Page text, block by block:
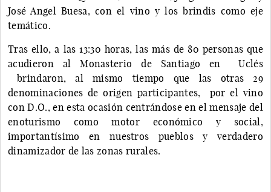
José Angel Buesa, con el vino y los brindis como eje
temático.
Tras ello, a las 13:30 horas, las más de 80 personas que
acudieron al Monasterio de Santiago en Uclés
brindaron, al mismo tiempo que las otras 29
denominaciones de origen participantes, por el vino
con D.O., en esta ocasión centrándose en el mensaje del
enoturismo como motor económico y social,
importantísimo en nuestros pueblos y verdadero
dinamizador de las zonas rurales.